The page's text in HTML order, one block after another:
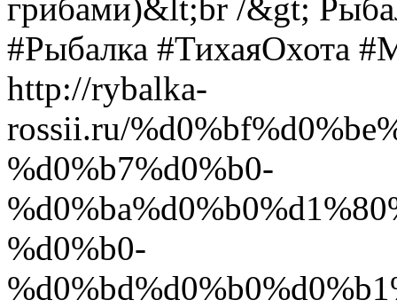
грибами)&lt;br /&gt;
#Рыбалка #ТихаяОхота
http://rybalka-
rossii.ru/
%d0%b7%d0%b0-
%d0%b0-